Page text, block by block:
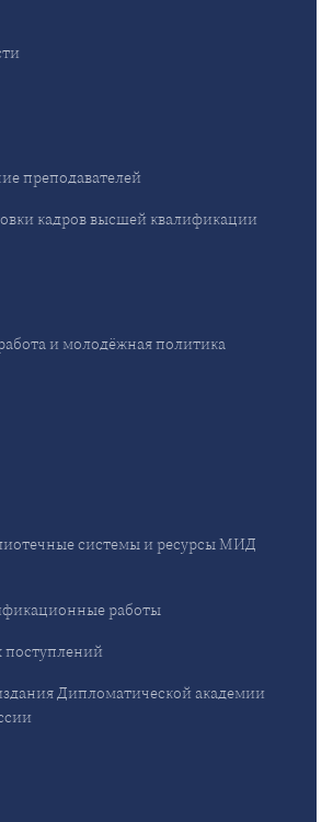
преподавателей
кадров высшей квалификации
и молодёжная политика
системы и ресурсы МИД
работы
поступлений
Дипломатической академии